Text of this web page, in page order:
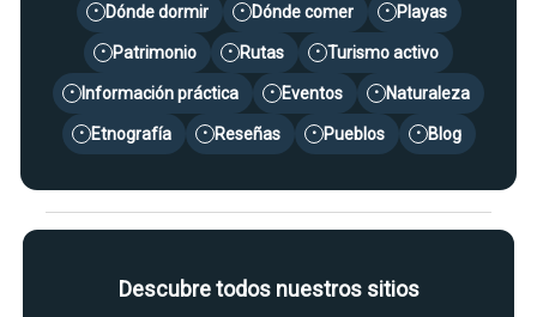
• Dónde dormir • Dónde comer • Playas
• Patrimonio • Rutas • Turismo activo
• Información práctica • Eventos • Naturaleza
• Etnografía • Reseñas • Pueblos • Blog
Descubre todos nuestros sitios